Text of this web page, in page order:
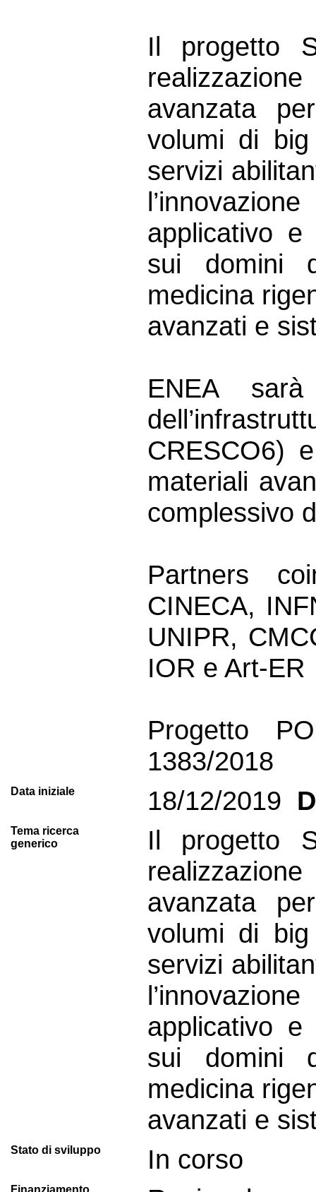
Il progetto
avanzata
volumi di
servizi
applicativo e
sui domini
medicina
avanzati e
ENEA
CRESCO6)
materiali
complessivo
Partners
CINECA,
UNIPR,
IOR e Art-ER
Progetto
1383/2018
Data iniziale 18/12/2019
Tema ricerca
generico
Il progetto
avanzata
volumi di
servizi
applicativo e
sui domini
medicina
avanzati e
Stato di sviluppo In corso
Finanziamento